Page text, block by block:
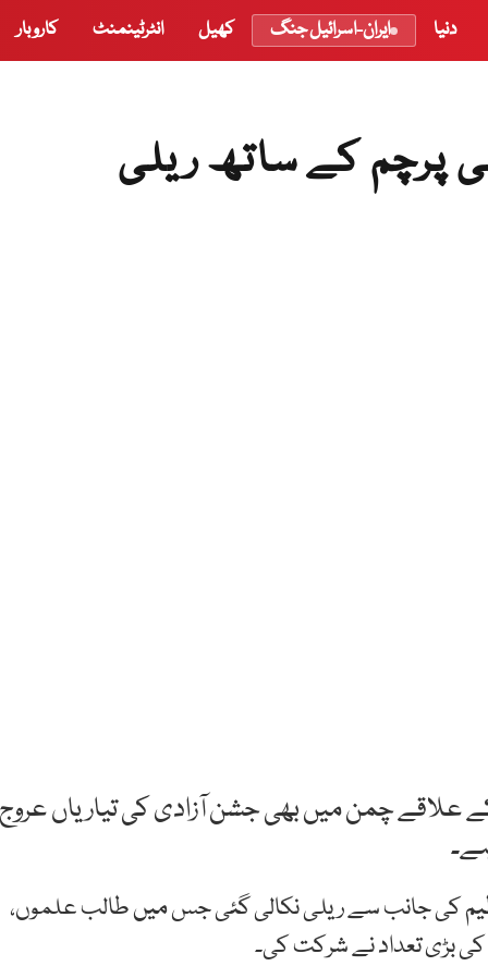
دنیا ایران-اسرائیل جنگ کھیل انٹرٹینمنٹ کاروبار
پرچم کے ساتھ ریلی
چمن میں بھی جشن آزادی کی تیاریاں عروج
کی جانب سے ریلی نکالی گئی جس میں طالب علموں،
کی بڑی تعداد نے شرکت کی۔